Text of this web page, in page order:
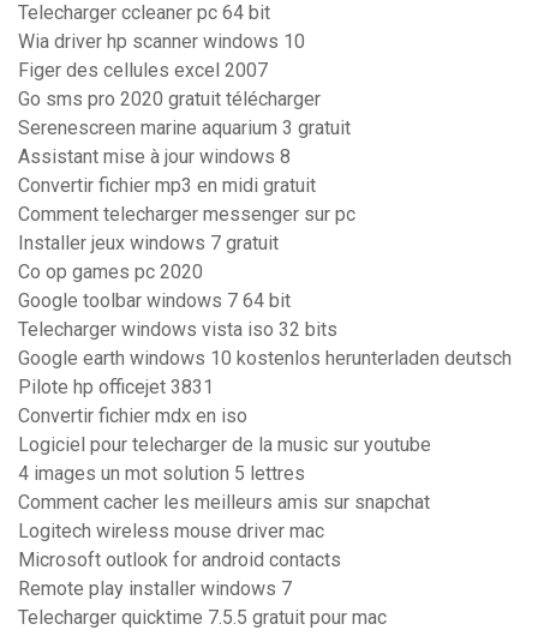
Telecharger ccleaner pc 64 bit
Wia driver hp scanner windows 10
Figer des cellules excel 2007
Go sms pro 2020 gratuit télécharger
Serenescreen marine aquarium 3 gratuit
Assistant mise à jour windows 8
Convertir fichier mp3 en midi gratuit
Comment telecharger messenger sur pc
Installer jeux windows 7 gratuit
Co op games pc 2020
Google toolbar windows 7 64 bit
Telecharger windows vista iso 32 bits
Google earth windows 10 kostenlos herunterladen deutsch
Pilote hp officejet 3831
Convertir fichier mdx en iso
Logiciel pour telecharger de la music sur youtube
4 images un mot solution 5 lettres
Comment cacher les meilleurs amis sur snapchat
Logitech wireless mouse driver mac
Microsoft outlook for android contacts
Remote play installer windows 7
Telecharger quicktime 7.5.5 gratuit pour mac